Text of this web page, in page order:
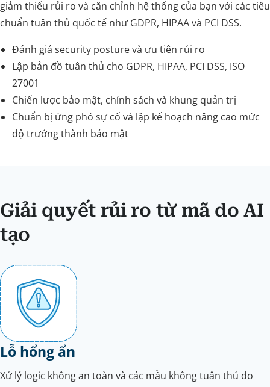
giảm thiểu rủi ro và căn chỉnh hệ thống của bạn với các tiêu
chuẩn tuân thủ quốc tế như GDPR, HIPAA và PCI DSS.
Đánh giá security posture và ưu tiên rủi ro
Lập bản đồ tuân thủ cho GDPR, HIPAA, PCI DSS, ISO
27001
Chiến lược bảo mật, chính sách và khung quản trị
Chuẩn bị ứng phó sự cố và lập kế hoạch nâng cao mức
độ trưởng thành bảo mật
Giải quyết rủi ro từ mã do AI
tạo
Lỗ hổng ẩn
Xử lý logic không an toàn và các mẫu không tuân thủ do